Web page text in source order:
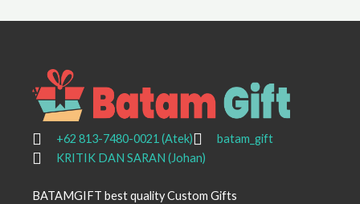
+62 813-7480-0021 (Atek)
batam_gift
KRITIK DAN SARAN (Johan)
BATAMGIFT best quality Custom Gifts